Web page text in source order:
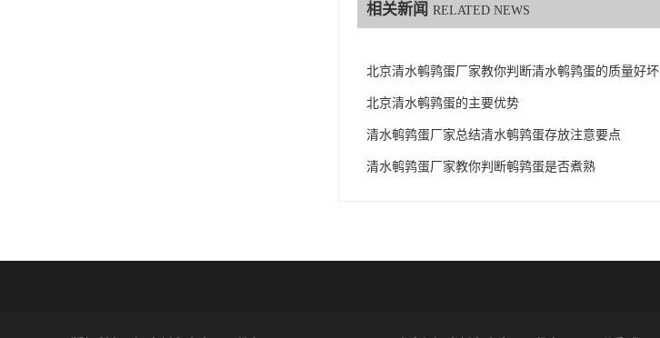
相关新闻 RELATED NEWS
北京清水鹌鹑蛋厂家教你判断清水鹌鹑蛋的质量好坏
北京清水鹌鹑蛋的主要优势
清水鹌鹑蛋厂家总结清水鹌鹑蛋存放注意要点
清水鹌鹑蛋厂家教你判断鹌鹑蛋是否煮熟